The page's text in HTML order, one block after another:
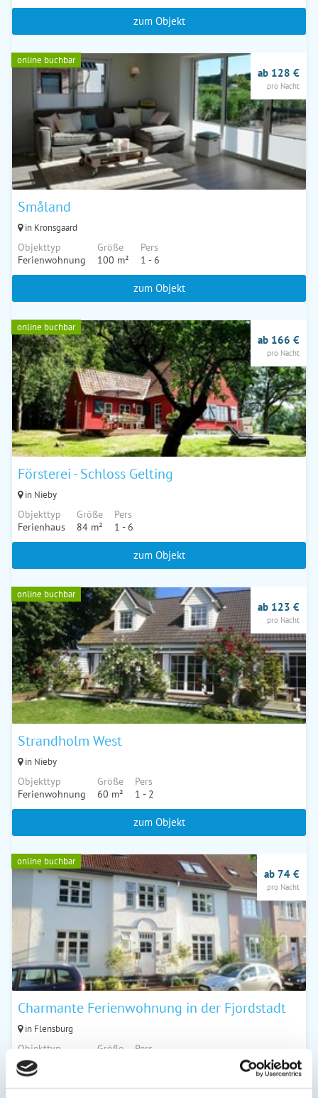
zum Objekt
online buchbar
Småland
in Kronsgaard
Objekttyp
Ferienwohnung
Größe
100 m²
Pers
1 - 6
ab 128 €
pro Nacht
zum Objekt
online buchbar
Försterei - Schloss Gelting
in Nieby
Objekttyp
Ferienhaus
Größe
84 m²
Pers
1 - 6
ab 166 €
pro Nacht
zum Objekt
online buchbar
Strandholm West
in Nieby
Objekttyp
Ferienwohnung
Größe
60 m²
Pers
1 - 2
ab 123 €
pro Nacht
zum Objekt
online buchbar
Charmante Ferienwohnung in der Fjordstadt
in Flensburg
Objekttyp
Ferienwohnung
Größe
Pers
ab 74 €
pro Nacht
zum Objekt